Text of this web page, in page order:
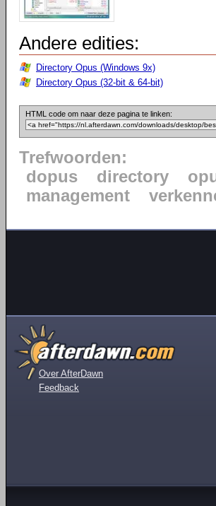
Andere edities:
Directory Opus (Windows 9x)
Directory Opus (32-bit & 64-bit)
HTML code om naar deze pagina te linken:
Trefwoorden:
dopus
directory
management
Over AfterDawn
Feedback